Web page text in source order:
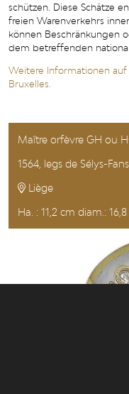
schützen. Diese Schätze
freien Warenverkehrs
können Beschränkungen
dem betreffenden
Weitere Informationen
Bruxelles.
Maître orfèvre GH ou
1564, legs de Sélys-
Liège
Ha. : 11,2 cm diam.: